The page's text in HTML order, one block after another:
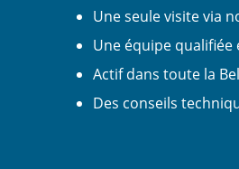
Une seule visite via
Une équipe qualifiée
Actif dans toute la
Des conseils